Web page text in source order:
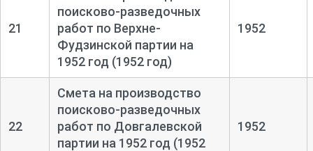
21
поисково-разведочных
работ по Верхне-
Фудзинской партии на
1952 год (1952 год)
1952
22
Смета на производство
поисково-разведочных
работ по Довгалевской
партии на 1952 год (1952
1952